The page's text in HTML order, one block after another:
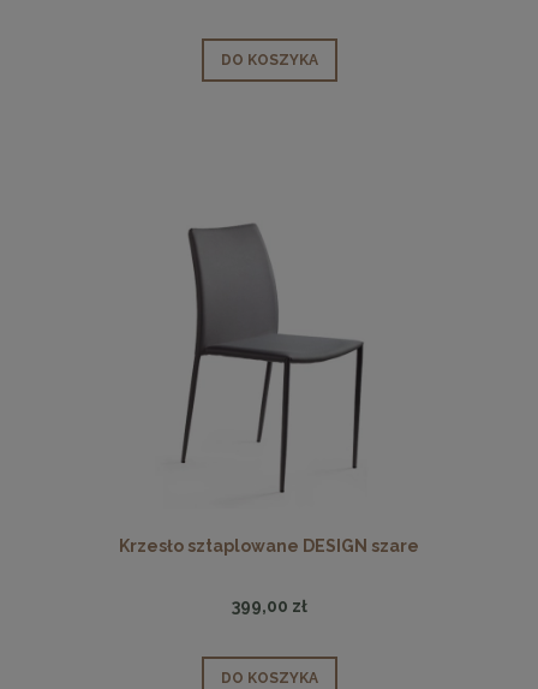
DO KOSZYKA
Krzesło sztaplowane DESIGN szare
399,00 zł
DO KOSZYKA